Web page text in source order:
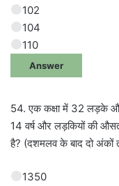
102
104
110
Answer
54. एक कक्षा में 32 लड़के
14 वर्ष और लड़कियों की
है? (दशमलव के बाद दो अंकों
1350